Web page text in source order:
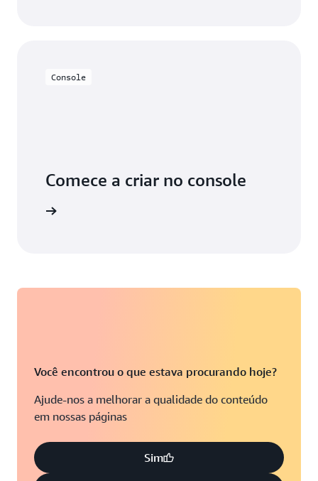
Console
Comece a criar no console
Você encontrou o que estava procurando hoje?
Ajude-nos a melhorar a qualidade do conteúdo
em nossas páginas
Sim